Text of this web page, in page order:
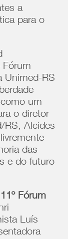
a
para o
Fórum
Unimed-RS
um
o diretor
RS, Alcides
das
e do futuro
11º Fórum
Luís